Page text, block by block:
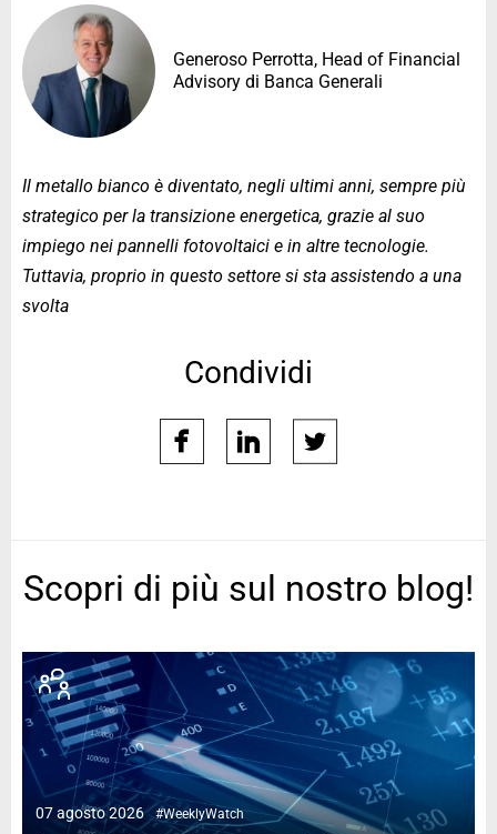
Generoso Perrotta, Head of Financial
Advisory di Banca Generali
Il metallo bianco è diventato, negli ultimi anni, sempre più
strategico per la transizione energetica, grazie al suo
impiego nei pannelli fotovoltaici e in altre tecnologie.
Tuttavia, proprio in questo settore si sta assistendo a una
svolta
Condividi
facebooklinkedin
Scopri di più sul nostro blog!
07 agosto 2026 #WeeklyWatch